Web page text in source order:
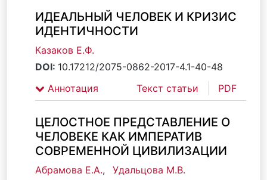
ИДЕАЛЬНЫЙ ЧЕЛОВЕК И КРИЗИС
ИДЕНТИЧНОСТИ
Казаков Е.Ф.
DOI: 10.17212/2075-0862-2017-4.1-40-48
Аннотация
Текст статьи PDF
ЦЕЛОСТНОЕ ПРЕДСТАВЛЕНИЕ О
ЧЕЛОВЕКЕ КАК ИМПЕРАТИВ
СОВРЕМЕННОЙ ЦИВИЛИЗАЦИИ
Абрамова Е.А.,
Удальцова М.В.